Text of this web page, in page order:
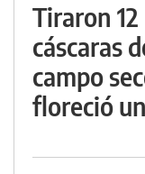
Tiraron
cáscaras
campo
floreció